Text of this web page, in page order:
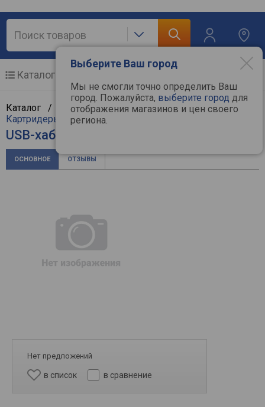
Выберите Ваш город
Мы не смогли точно определить Ваш
город. Пожалуйста, выберите город для
отображения магазинов и цен своего
региона.
Каталог
Каталог / Компьютерная техника/ Мультимедиа
Картридеры и USB-хабы
USB-хаб Ritmix CR-2406
ОСНОВНОЕ ОТЗЫВЫ
Нет предложений
в список в сравнение